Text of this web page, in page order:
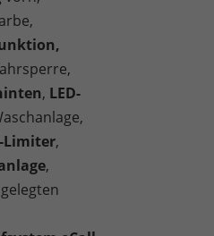
, LED-
Limiter,
,